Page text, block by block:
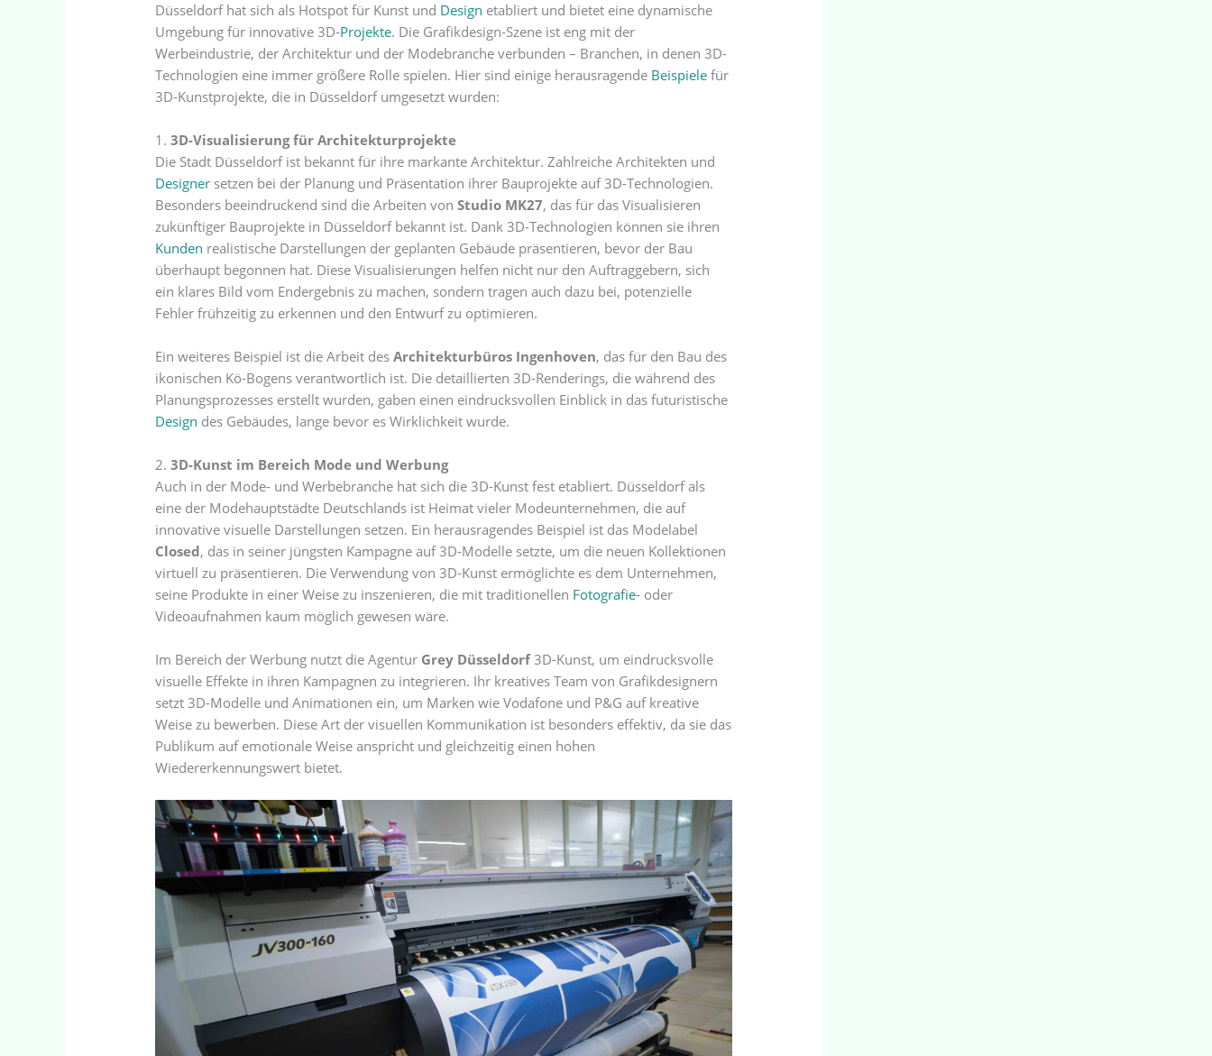
Düsseldorf hat sich als Hotspot für Kunst und Design etabliert und bietet eine dynamische
Umgebung für innovative 3D-Projekte. Die Grafikdesign-Szene ist eng mit der
Werbeindustrie, der Architektur und der Modebranche verbunden – Branchen, in denen 3D-
Technologien eine immer größere Rolle spielen. Hier sind einige herausragende Beispiele für
3D-Kunstprojekte, die in Düsseldorf umgesetzt wurden:
1.3D-Visualisierung für Architekturprojekte
Die Stadt Düsseldorf ist bekannt für ihre markante Architektur. Zahlreiche Architekten und
Designer setzen bei der Planung und Präsentation ihrer Bauprojekte auf 3D-Technologien.
Besonders beeindruckend sind die Arbeiten vonStudio MK27, das für das Visualisieren
zukünftiger Bauprojekte in Düsseldorf bekannt ist. Dank 3D-Technologien können sie ihren
Kunden realistische Darstellungen der geplanten Gebäude präsentieren, bevor der Bau
überhaupt begonnen hat. Diese Visualisierungen helfen nicht nur den Auftraggebern, sich
ein klares Bild vom Endergebnis zu machen, sondern tragen auch dazu bei, potenzielle
Fehler frühzeitig zu erkennen und den Entwurf zu optimieren.
Ein weiteres Beispiel ist die Arbeit desArchitekturbüros Ingenhoven, das für den Bau des
ikonischen Kö-Bogens verantwortlich ist. Die detaillierten 3D-Renderings, die während des
Planungsprozesses erstellt wurden, gaben einen eindrucksvollen Einblick in das futuristische
Design des Gebäudes, lange bevor es Wirklichkeit wurde.
2.3D-Kunst im Bereich Mode und Werbung
Auch in der Mode- und Werbebranche hat sich die 3D-Kunst fest etabliert. Düsseldorf als
eine der Modehauptstädte Deutschlands ist Heimat vieler Modeunternehmen, die auf
innovative visuelle Darstellungen setzen. Ein herausragendes Beispiel ist das Modelabel
Closed, das in seiner jüngsten Kampagne auf 3D-Modelle setzte, um die neuen Kollektionen
virtuell zu präsentieren. Die Verwendung von 3D-Kunst ermöglichte es dem Unternehmen,
seine Produkte in einer Weise zu inszenieren, die mit traditionellen Fotografie- oder
Videoaufnahmen kaum möglich gewesen wäre.
Im Bereich der Werbung nutzt die Agentur Grey Düsseldorf3D-Kunst, um eindrucksvolle
visuelle Effekte in ihren Kampagnen zu integrieren. Ihr kreatives Team von Grafikdesignern
setzt 3D-Modelle und Animationen ein, um Marken wie Vodafone und P&G auf kreative
Weise zu bewerben. Diese Art der visuellen Kommunikation ist besonders effektiv, da sie das
Publikum auf emotionale Weise anspricht und gleichzeitig einen hohen
Wiedererkennungswert bietet.